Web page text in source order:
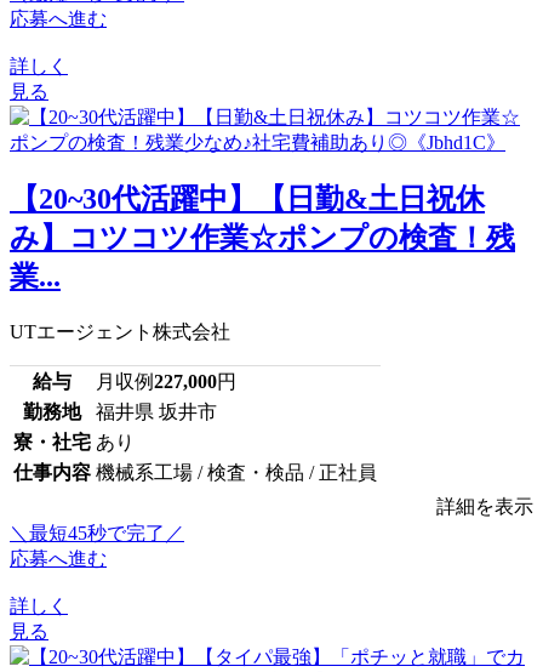
応募へ進む
詳しく
見る
【20~30代活躍中】【日勤&土日祝休
み】コツコツ作業☆ポンプの検査！残
業...
UTエージェント株式会社
給与 月収例227,000円
勤務地
福井県 坂井市
寮・社宅 あり
仕事内容 機械系工場 / 検査・検品 / 正社員
詳細を表示
＼最短45秒で完了／
応募へ進む
詳しく
見る